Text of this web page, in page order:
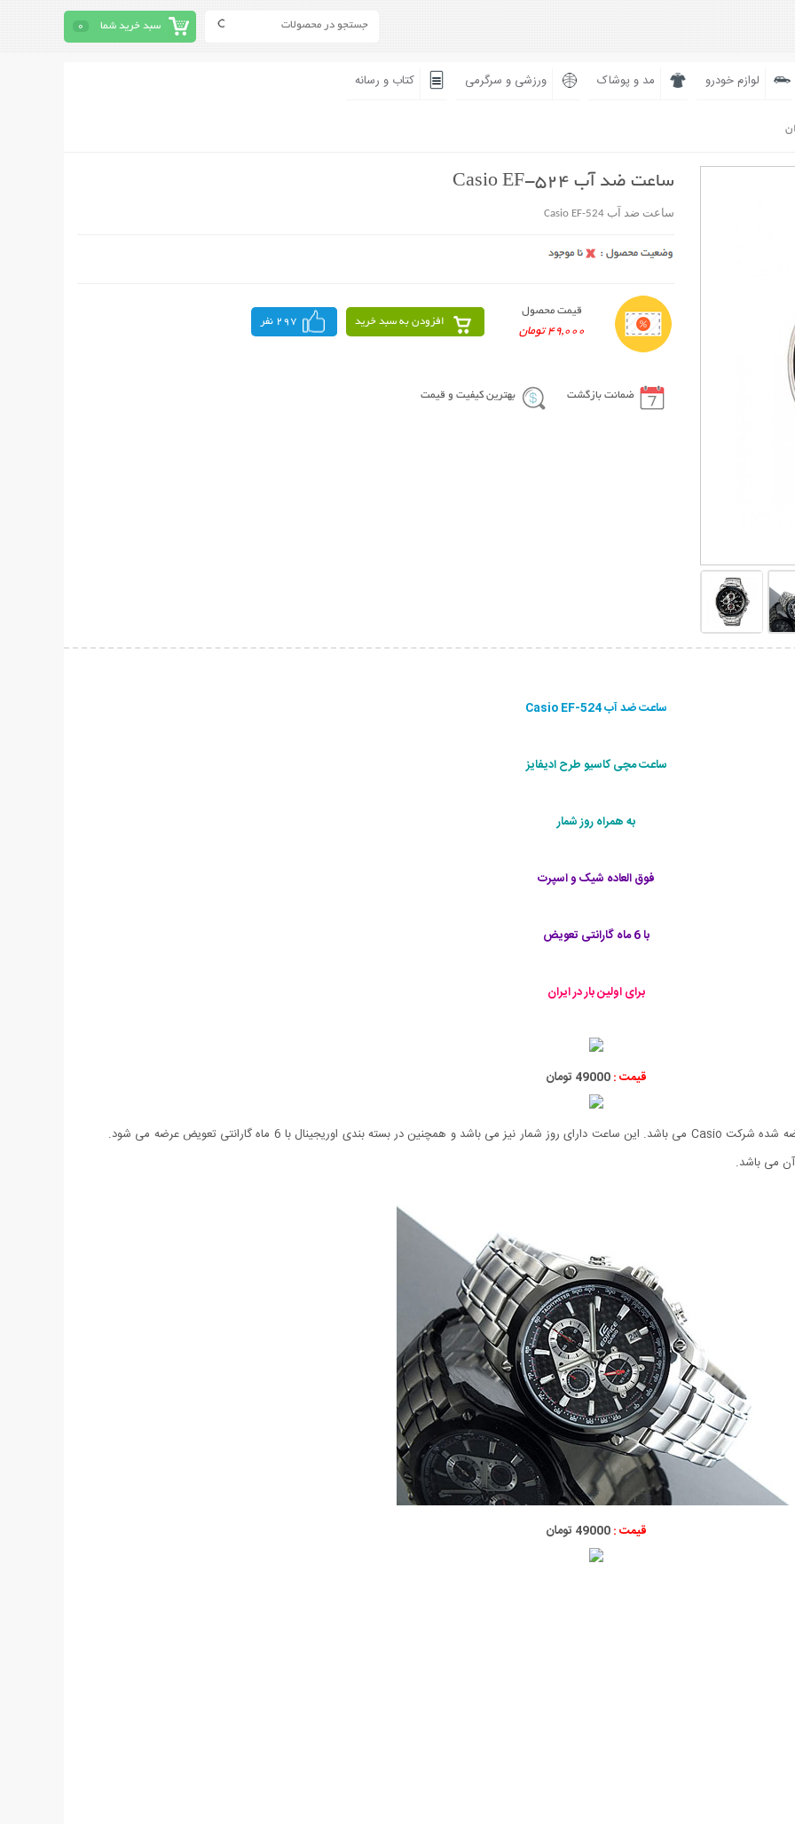
سبد خرید شما 0
لوازم خودرو مد و پوشاک ورزشی و سرگرمی کتاب و رسانه
ساعت ضد آب Casio EF-524
ساعت ضد آب Casio EF-524
قیمت محصول
49,000 تومان
افزودن به سبد خرید 297 نفر
ضمانت بازگشت بهترین کیفیت و قیمت
ساعت ضد آب Casio EF-524
ساعت مچی كاسيو طرح ادیفایز
به همراه روز شمار
فوق العاده شیک و اسپرت
با 6 ماه گارانتی تعویض
برای اولین بار در ایران
قیمت :49000 تومان
ساعت Casio Sport EF-524 یکی از جدیدترین مدل های عرضه شده شرکت Casio می باشد. این ساعت دارای روز شمار نیز می باشد و همچنین در بسته بندی اوریجینال با 6 ماه گارانتی تعویض عرضه می شود.
می باشد.
قیمت :49000 تومان